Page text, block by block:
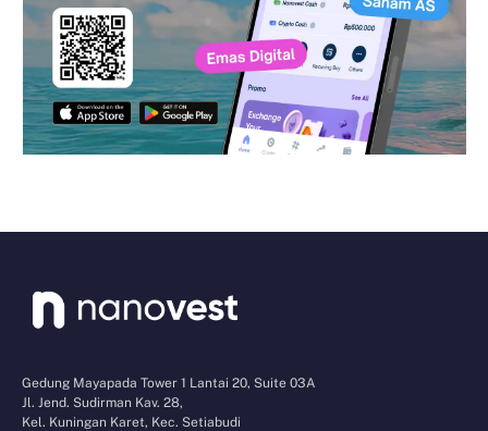
Gedung Mayapada Tower 1 Lantai 20, Suite 03A
Jl. Jend. Sudirman Kav. 28,
Kel. Kuningan Karet, Kec. Setiabudi